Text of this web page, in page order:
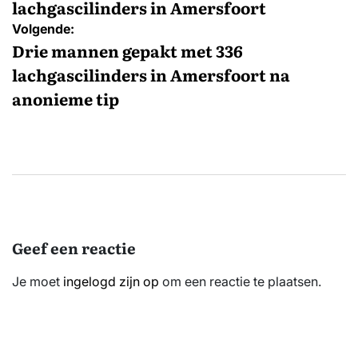
lachgascilinders in Amersfoort
Volgende:
Drie mannen gepakt met 336
lachgascilinders in Amersfoort na
anonieme tip
Geef een reactie
Je moet ingelogd zijn op om een reactie te plaatsen.